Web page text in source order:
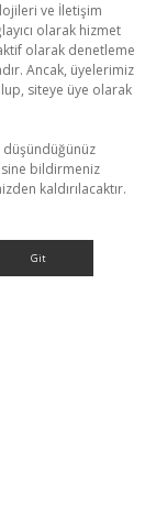
ve İletişim
olarak hizmet
olarak denetleme
Ancak, üyelerimiz
siteye üye olarak
düşündüğünüz
bildirmeniz
kaldırılacaktır.